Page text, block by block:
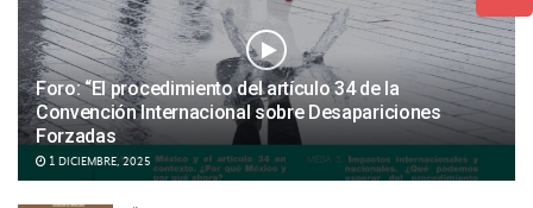
Foro: “El procedimiento del artículo 34 de la
Convención Internacional sobre Desapariciones
Forzadas
1 DICIEMBRE, 2025